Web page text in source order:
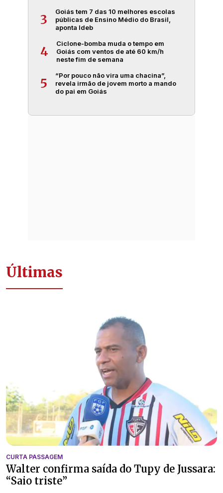
3
Goiás tem 7 das 10 melhores escolas
públicas de Ensino Médio do Brasil,
aponta Ideb
4
Ciclone-bomba muda o tempo em
Goiás com ventos de até 60 km/h
neste fim de semana
5
“Por pouco não vira uma chacina”,
revela irmão de jovem morto a mando
do pai em Goiás
Últimas
CURTA PASSAGEM
Walter confirma saída do Tupy de Jussara:
“Saio triste”